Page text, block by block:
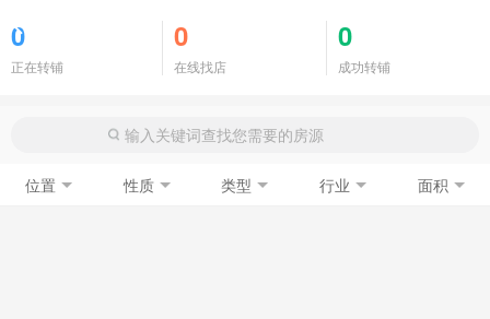
0
正在转铺
0
在线找店
0
成功转铺
位置 性质 类型 行业 面积